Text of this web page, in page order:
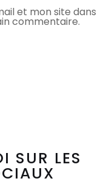
et mon site dans
commentaire.
SUR LES